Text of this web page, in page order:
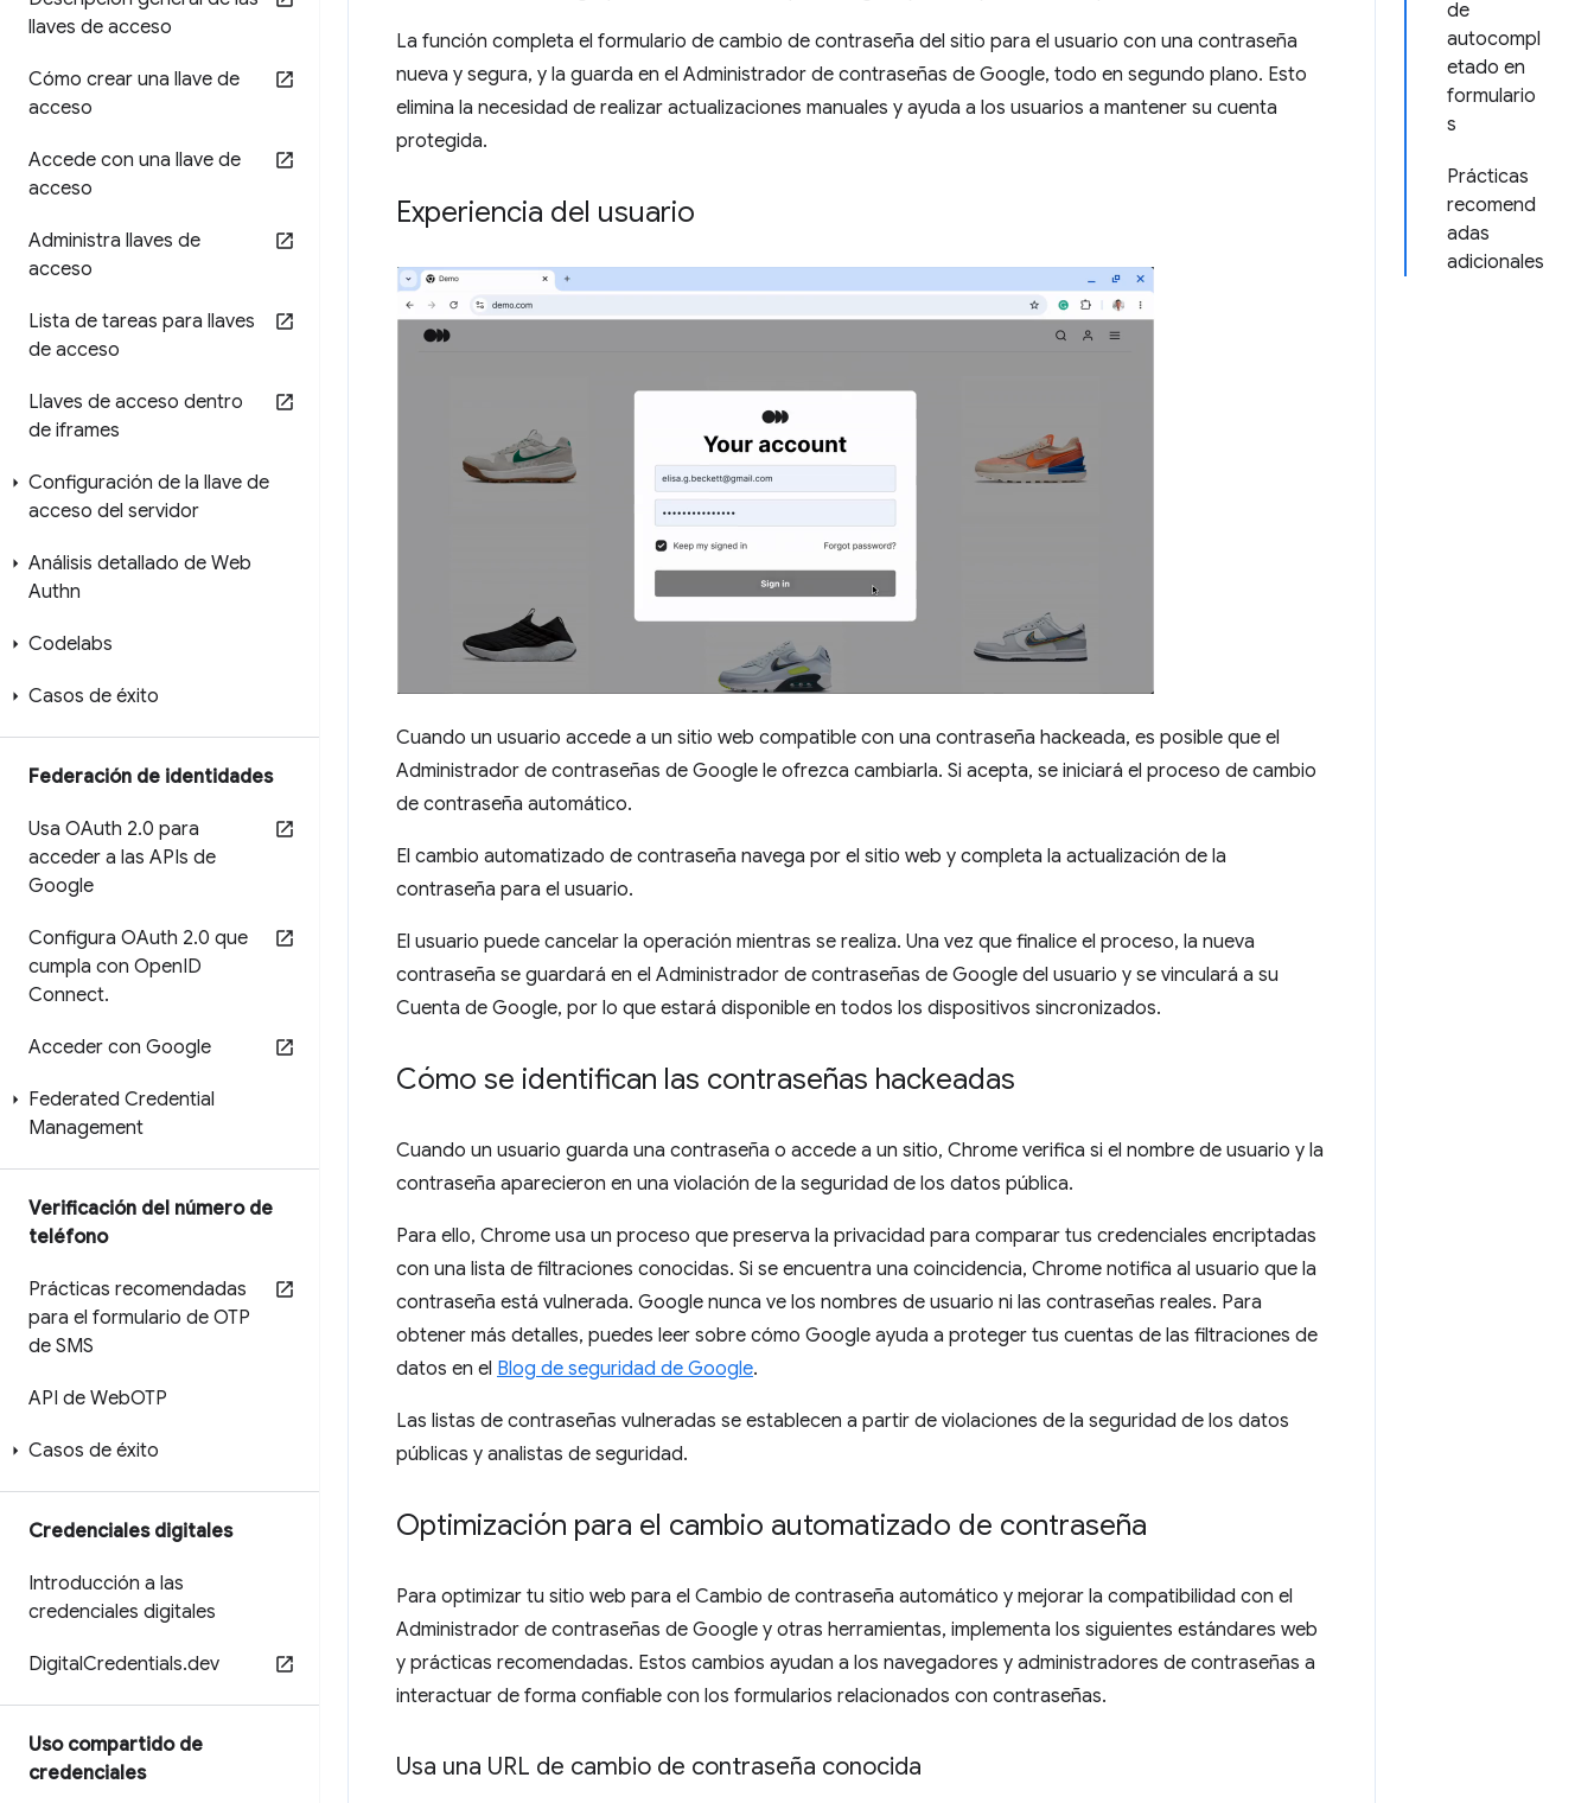
llaves de acceso
Cómo crear una llave de
acceso
Accede con una llave de
acceso
Administra llaves de
acceso
Lista de tareas para llaves
de acceso
Llaves de acceso dentro
de iframes
Configuración de la llave de
acceso del servidor
Análisis detallado de Web
Authn
Codelabs
Casos de éxito
Federación de identidades
Usa OAuth 2.0 para
acceder a las APIs de
Google
Configura OAuth 2.0 que
cumpla con OpenID
Connect.
Acceder con Google
Federated Credential
Management
Verificación del número de
teléfono
Prácticas recomendadas
para el formulario de OTP
de SMS
API de WebOTP
Casos de éxito
Credenciales digitales
Introducción a las
credenciales digitales
DigitalCredentials.dev
Uso compartido de
credenciales
de
autocompl
etado en
formulario
s
Prácticas
recomend
adas
adicionales
La función completa el formulario de cambio de contraseña del sitio para el usuario con una contraseña
nueva y segura, y la guarda en el Administrador de contraseñas de Google, todo en segundo plano. Esto
elimina la necesidad de realizar actualizaciones manuales y ayuda a los usuarios a mantener su cuenta
protegida.
Experiencia del usuario
Cuando un usuario accede a un sitio web compatible con una contraseña hackeada, es posible que el
Administrador de contraseñas de Google le ofrezca cambiarla. Si acepta, se iniciará el proceso de cambio
de contraseña automático.
El cambio automatizado de contraseña navega por el sitio web y completa la actualización de la
contraseña para el usuario.
El usuario puede cancelar la operación mientras se realiza. Una vez que finalice el proceso, la nueva
contraseña se guardará en el Administrador de contraseñas de Google del usuario y se vinculará a su
Cuenta de Google, por lo que estará disponible en todos los dispositivos sincronizados.
Cómo se identifican las contraseñas hackeadas
Cuando un usuario guarda una contraseña o accede a un sitio, Chrome verifica si el nombre de usuario y la
contraseña aparecieron en una violación de la seguridad de los datos pública.
Para ello, Chrome usa un proceso que preserva la privacidad para comparar tus credenciales encriptadas
con una lista de filtraciones conocidas. Si se encuentra una coincidencia, Chrome notifica al usuario que la
contraseña está vulnerada. Google nunca ve los nombres de usuario ni las contraseñas reales. Para
obtener más detalles, puedes leer sobre cómo Google ayuda a proteger tus cuentas de las filtraciones de
datos en el Blog de seguridad de Google.
Las listas de contraseñas vulneradas se establecen a partir de violaciones de la seguridad de los datos
públicas y analistas de seguridad.
Optimización para el cambio automatizado de contraseña
Para optimizar tu sitio web para el Cambio de contraseña automático y mejorar la compatibilidad con el
Administrador de contraseñas de Google y otras herramientas, implementa los siguientes estándares web
y prácticas recomendadas. Estos cambios ayudan a los navegadores y administradores de contraseñas a
interactuar de forma confiable con los formularios relacionados con contraseñas.
Usa una URL de cambio de contraseña conocida